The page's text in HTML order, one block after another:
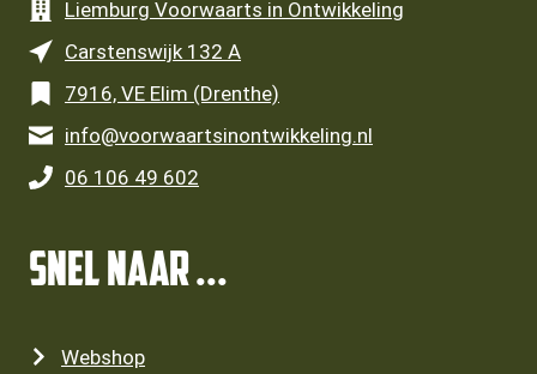
Liemburg Voorwaarts in Ontwikkeling
Carstenswijk 132 A
7916, VE Elim (Drenthe)
info@voorwaartsinontwikkeling.nl
06 106 49 602
SNEL NAAR ...
Webshop